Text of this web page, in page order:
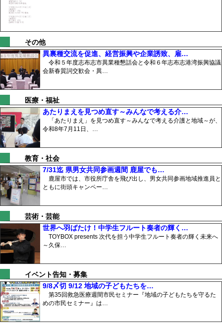
その他
異裏種交流を促進、経営振興や企業誘致、雇…
令和５年度志布志市異業種懇話会と令和６年志布志港湾振興協議
会新春質詞交歓会・異…
医療・福祉
あたりまえを見つめ直す～みんなで考える介…
「あたりまえ」を見つめ直す～みんなで考える介護と地域～が、
令和8年7月11日、…
教育・社会
7/31迄 県男女共同参画週間 鹿屋でも…
鹿屋市では、市役所庁舎を飛び出し、男女共同参画地域推進員と
ともに街頭キャンペー…
芸術・芸能
世界へ羽ばたけ！中学生フルート奏者の輝く…
TOYBOX presents 次代を担う中学生フルート奏者の輝く未来へ
～久保…
イベント告知・募集
9/8〆切 9/12 地域の子どもたちを…
第35回救急医療週間市民セミナー『地域の子どもたちを守るた
めの市民セミナー』は…